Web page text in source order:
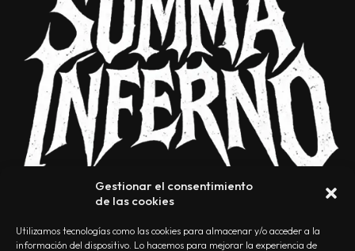
Gestionar el consentimiento
de las cookies
Utilizamos tecnologías como las cookies para almacenar y/o acceder a la
información del dispositivo. Lo hacemos para mejorar la experiencia de